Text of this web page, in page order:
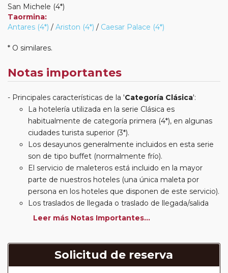
San Michele (4*)
Taormina:
Antares (4*) / Ariston (4*) / Caesar Palace (4*)
* O similares.
Notas importantes
Principales características de la 'Categoría Clásica':
La hotelería utilizada en la serie Clásica es
habitualmente de categoría primera (4*), en algunas
ciudades turista superior (3*).
Los desayunos generalmente incluidos en esta serie
son de tipo buffet (normalmente frío).
El servicio de maleteros está incluido en la mayor
parte de nuestros hoteles (una única maleta por
persona en los hoteles que disponen de este servicio).
Los traslados de llegada o traslado de llegada/salida
estarán incluidos según itinerario.
suplemento de media pensión (incluirá un número de
Leer más Notas Importantes...
Solicitud de reserva